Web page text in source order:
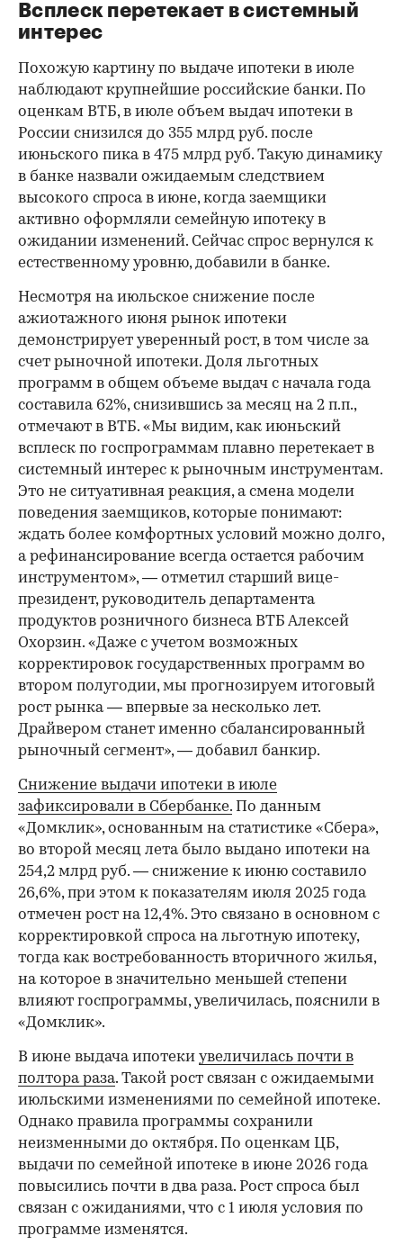
Всплеск перетекает в системный
интерес
Похожую картину по выдаче ипотеки в июле
наблюдают крупнейшие российские банки. По
оценкам ВТБ, в июле объем выдач ипотеки в
России снизился до 355 млрд руб. после
июньского пика в 475 млрд руб. Такую динамику
в банке назвали ожидаемым следствием
высокого спроса в июне, когда заемщики
активно оформляли семейную ипотеку в
ожидании изменений. Сейчас спрос вернулся к
естественному уровню, добавили в банке.
Несмотря на июльское снижение после
ажиотажного июня рынок ипотеки
демонстрирует уверенный рост, в том числе за
счет рыночной ипотеки. Доля льготных
программ в общем объеме выдач с начала года
составила 62%, снизившись за месяц на 2 п.п.,
отмечают в ВТБ. «Мы видим, как июньский
всплеск по госпрограммам плавно перетекает в
системный интерес к рыночным инструментам.
Это не ситуативная реакция, а смена модели
поведения заемщиков, которые понимают:
ждать более комфортных условий можно долго,
а рефинансирование всегда остается рабочим
инструментом», — отметил старший вице-
президент, руководитель департамента
продуктов розничного бизнеса ВТБ Алексей
Охорзин. «Даже с учетом возможных
корректировок государственных программ во
втором полугодии, мы прогнозируем итоговый
рост рынка — впервые за несколько лет.
Драйвером станет именно сбалансированный
рыночный сегмент», — добавил банкир.
Снижение выдачи ипотеки в июле
зафиксировали в Сбербанке. По данным
«Домклик», основанным на статистике «Сбера»,
во второй месяц лета было выдано ипотеки на
254,2 млрд руб. — снижение к июню составило
26,6%, при этом к показателям июля 2025 года
отмечен рост на 12,4%. Это связано в основном с
корректировкой спроса на льготную ипотеку,
тогда как востребованность вторичного жилья,
на которое в значительно меньшей степени
влияют госпрограммы, увеличилась, пояснили в
«Домклик».
В июне выдача ипотеки увеличилась почти в
полтора раза. Такой рост связан с ожидаемыми
июльскими изменениями по семейной ипотеке.
Однако правила программы сохранили
неизменными до октября. По оценкам ЦБ,
выдачи по семейной ипотеке в июне 2026 года
повысились почти в два раза. Рост спроса был
связан с ожиданиями, что с 1 июля условия по
программе изменятся.